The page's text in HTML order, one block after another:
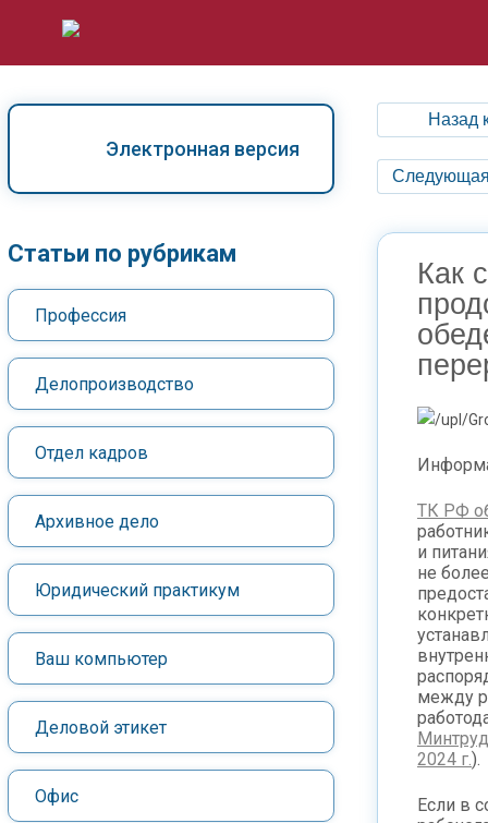
Электронная версия
Статьи по рубрикам
Профессия
Делопроизводство
Отдел кадров
Архивное дело
Юридический практикум
Ваш компьютер
Деловой этикет
Офис
Назад
Следующая
Как
ТК РФ
и
не
между
2024 г.).
Если в